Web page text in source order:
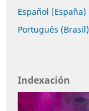
Español (España)
Português (Brasil)
Indexación